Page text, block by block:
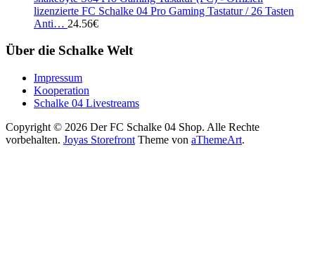
lizenzierte FC Schalke 04 Pro Gaming Tastatur / 26 Tasten
Anti… 24.56€
Über die Schalke Welt
Impressum
Kooperation
Schalke 04 Livestreams
Copyright © 2026 Der FC Schalke 04 Shop. Alle Rechte
vorbehalten. Joyas Storefront Theme von aThemeArt.